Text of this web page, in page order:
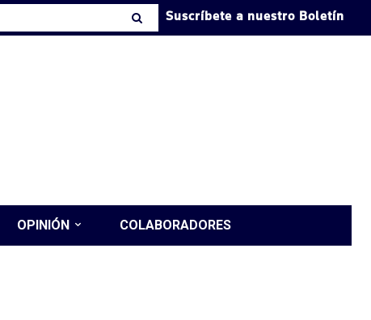
Suscríbete a nuestro Boletín
OPINIÓN COLABORADORES